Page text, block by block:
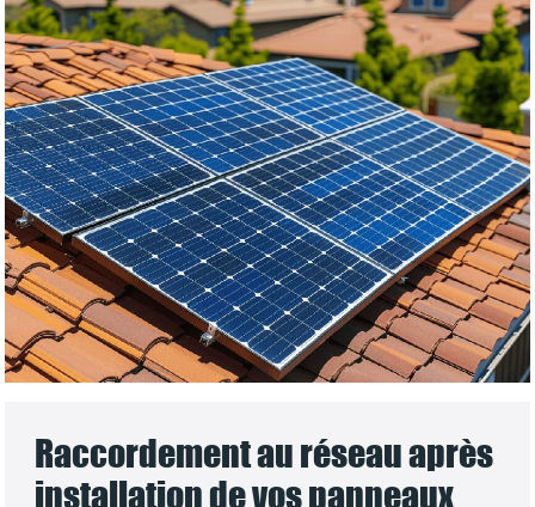
Raccordement au réseau après
installation de vos panneaux